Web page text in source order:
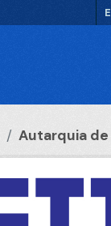
Autarquia de